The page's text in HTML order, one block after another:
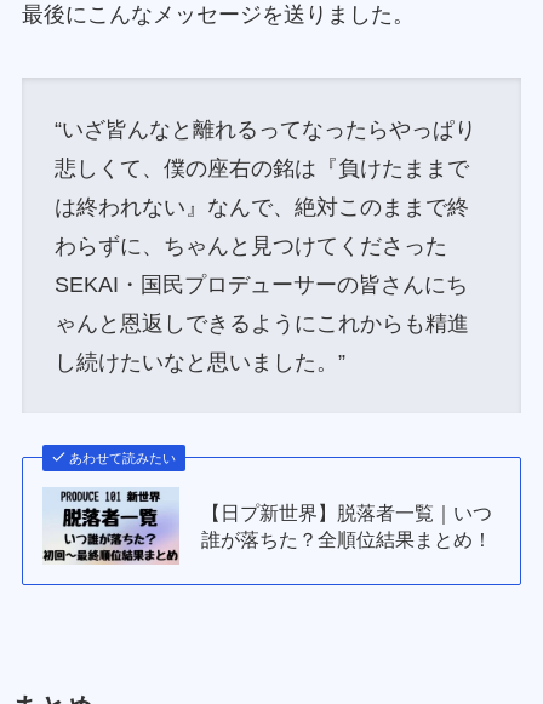
最後にこんなメッセージを送りました。
“いざ皆んなと離れるってなったらやっぱり
悲しくて、僕の座右の銘は『負けたままで
は終われない』なんで、絶対このままで終
わらずに、ちゃんと見つけてくださった
SEKAI・国民プロデューサーの皆さんにち
ゃんと恩返しできるようにこれからも精進
し続けたいなと思いました。”
あわせて読みたい
【日プ新世界】脱落者一覧｜いつ
誰が落ちた？全順位結果まとめ！